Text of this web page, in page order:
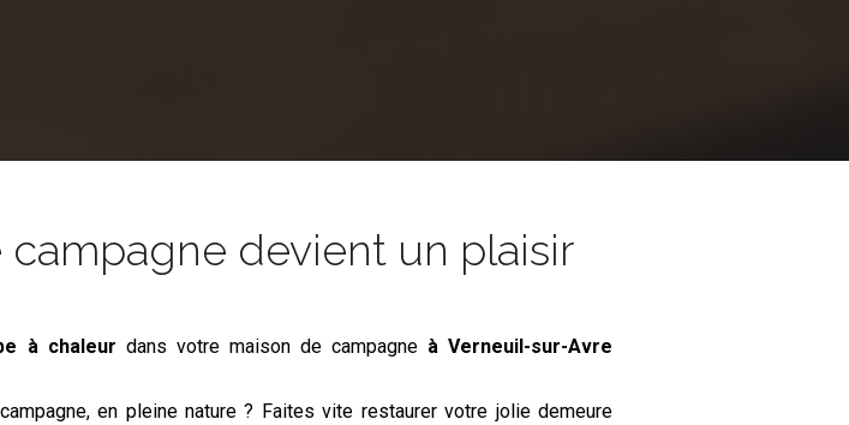
campagne devient un plaisir
à chaleur dans votre maison de campagne à Verneuil-sur-Avre
en pleine nature ? Faites vite restaurer votre jolie demeure